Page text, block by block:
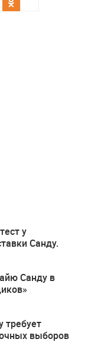
у
Санду.
Санду в
требует
выборов